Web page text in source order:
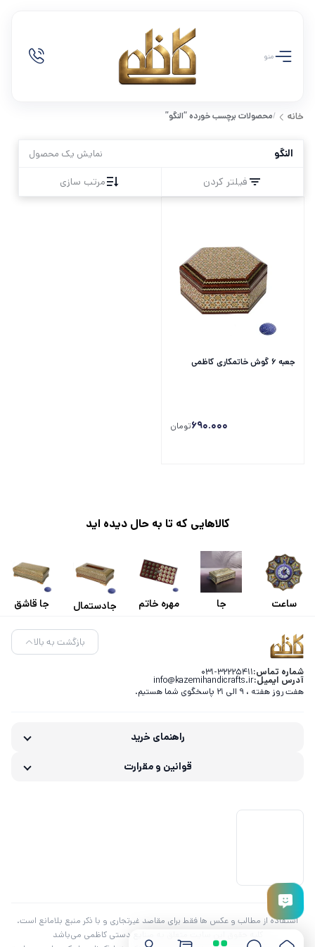
منو
خانه /محصولات برچسب خورده “النگو”
النگو نمایش یک محصول
فیلتر کردن مرتب سازی
جعبه 6 گوش خاتمکاری کاظمی
690.000تومان
کالاهایی که تا به حال دیده اید
ساعت
خورشیدی
15 مینا
جا
خاتم کاری
کلبه ای
مهره خاتم
کاظمی
جادستمال
خاتم کاری
پروارو
جا قاشق
و چنگال
خاتم کاری
شماره تماس:031-32225411
آدرس ایمیل:info@kazemihandicrafts.ir
هفت روز هفته ، 9 الی 21 پاسخگوی شما هستیم.
بازگشت به بالا
راهنمای خرید
قوانین و مقرارت
استفاده از مطالب و عکس ها فقط برای مقاصد غیرتجاری و با ذکر منبع بلامانع است.
کلیه حقوق این سایت متعلق به صنایع دستی کاظمی می‌باشد